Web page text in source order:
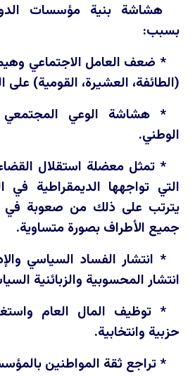
هشاشة بنية مؤسسات
بسبب:
* ضعف العامل الاجتماعي
(الطائفة، العشيرة، القومية) على
* هشاشة الوعي المجتمعي
الوطني.
* تمثل معضلة استقلال
التي تواجهها الديمقراطية في
يترتب على ذلك من صعوبة في
جميع الأطراف بصورة متساوية.
* انتشار الفساد السياسي
انتشار المحسوبية والزبائنية
* توظيف المال العام
حزبية وانتخابية.
* تراجع ثقة المواطنين